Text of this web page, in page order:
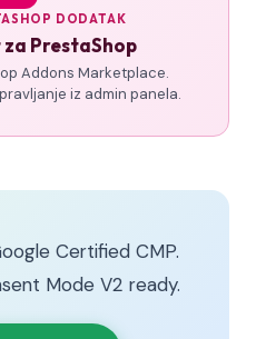
DODATAK
PrestaShop
Addons Marketplace.
iz admin panela.
Certified CMP.
Mode V2 ready.